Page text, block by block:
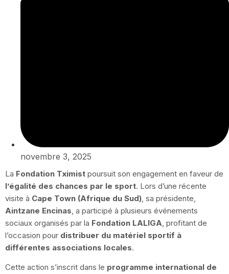
novembre 3, 2025
La Fondation Tximist poursuit son engagement en faveur de
l’égalité des chances par le sport. Lors d’une récente
visite à Cape Town (Afrique du Sud), sa présidente,
Aintzane Encinas, a participé à plusieurs événements
sociaux organisés par la Fondation LALIGA, profitant de
l’occasion pour distribuer du matériel sportif à
différentes associations locales.
Cette action s’inscrit dans le programme international de